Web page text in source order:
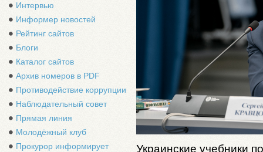
Интервью
Информер новостей
Рейтинг сайтов
Блоги
Каталог сайтов
Архив номеров в PDF
Противодействие коррупции
Наблюдательный совет
Прямая линия
Молодёжный клуб
Прокурор информирует
Украинские учебники